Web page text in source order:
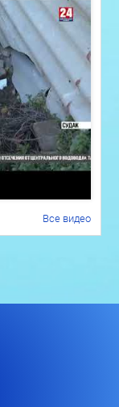
Все видео